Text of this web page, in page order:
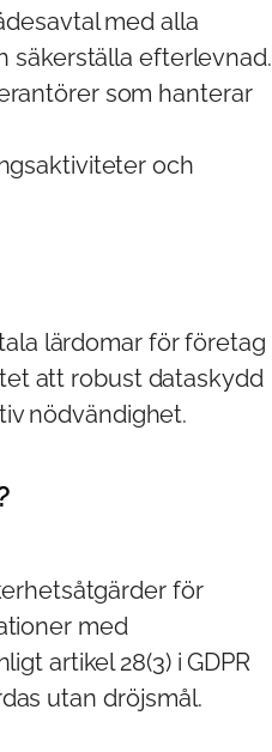
med alla
säkerställa efterlevnad.
som hanterar
och
lärdomar för företag
att robust dataskydd
nödvändighet.
för
med
artikel 28(3) i GDPR
utan dröjsmål.